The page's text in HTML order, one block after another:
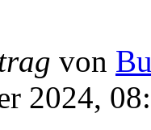
von
2024,